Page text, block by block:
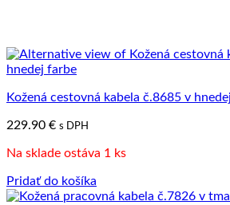
Kožená cestovná kabela č.8685 v
229.90 € s DPH
Na sklade ostáva 1 ks
Pridať do košíka